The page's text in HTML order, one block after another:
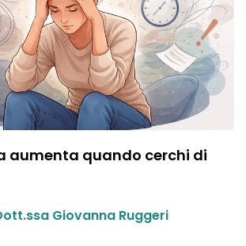
aumenta quando cerchi di
Giovanna Ruggeri